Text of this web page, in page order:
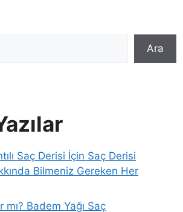
Ara
Saç Derisi İçin Saç Derisi
Bilmeniz Gereken Her
mı? Badem Yağı Saç